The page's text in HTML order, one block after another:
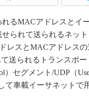
ンネット展
3Dプリンタ
デジタルツインとCAE
S＆OP
インダストリー4.0
イノベーション
るMACアドレスとイ
られて送られるネッ
レスとMACアドレス
送られるトランスポー
）セグメント/UDP（
て車載イーサネットで